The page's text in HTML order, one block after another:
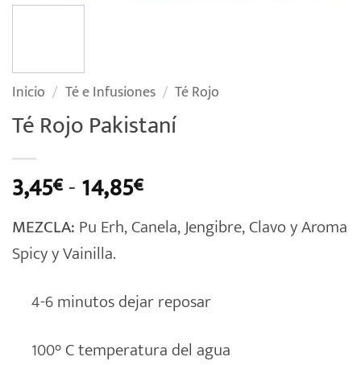
Inicio / Té e Infusiones / Té Rojo
Té Rojo Pakistaní
3,45€ -14,85€Rango
de
precios:
hasta
14,85€
MEZCLA: Pu Erh, Canela, Jengibre, Clavo y Aroma
Spicy y Vainilla.
4-6 minutos dejar reposar
100° C temperatura del agua